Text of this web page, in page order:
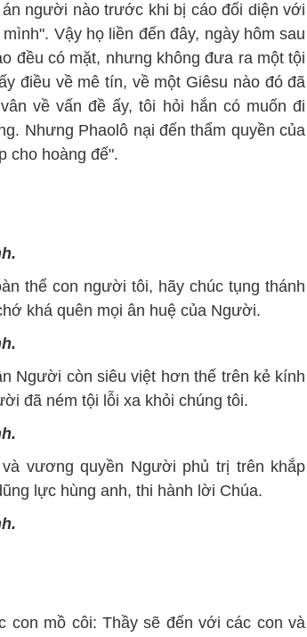
người nào trước khi bị cáo đối diện với
Vậy họ liền đến đây, ngày hôm sau
đều có mặt, nhưng không đưa ra một tội
điều về mê tín, về một Giêsu nào đó đã
về vấn đề ấy, tôi hỏi hắn có muốn đi
Nhưng Phaolô nại đến thẩm quyền của
cho hoàng đế".
thể con người tôi, hãy chúc tụng thánh
khá quên mọi ân huệ của Người.
Người còn siêu việt hơn thế trên kẻ kính
đã ném tội lỗi xa khỏi chúng tôi.
vương quyền Người phủ trị trên khắp
lực hùng anh, thi hành lời Chúa.
con mồ côi: Thầy sẽ đến với các con và